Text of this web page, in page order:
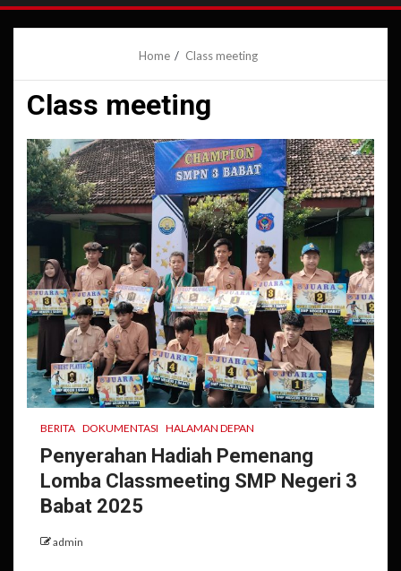
Home Class meeting
Class meeting
BERITA DOKUMENTASI HALAMAN DEPAN
Penyerahan Hadiah Pemenang
Lomba Classmeeting SMP Negeri 3
Babat 2025
admin